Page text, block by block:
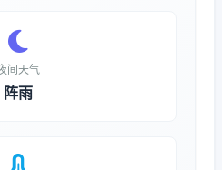
间天气
阵雨